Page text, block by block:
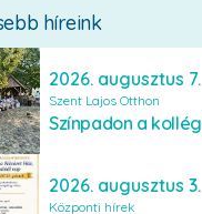
híreink
2026. augusztus 7.
Szent Lajos Otthon
2026. augusztus 3.
Központi hírek